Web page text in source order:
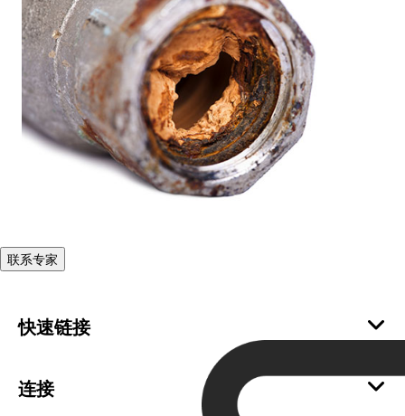
联系专家
快速链接
可持续发展
连接